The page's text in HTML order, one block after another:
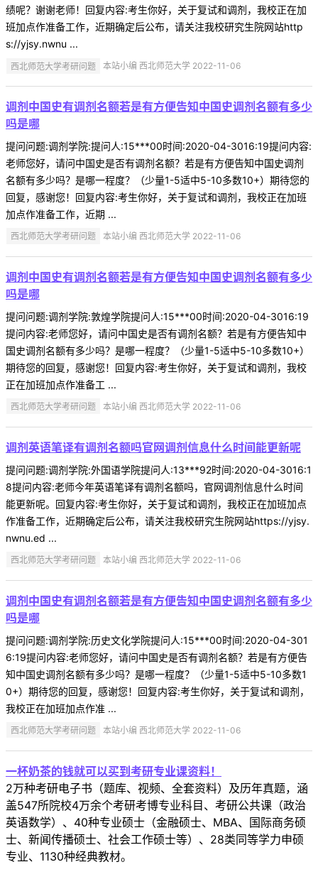
绩呢？谢谢老师！回复内容:考生你好，关于复试和调剂，我校正在加
班加点作准备工作，近期确定后公布，请关注我校研究生院网站http
s://yjsy.nwnu ...
西北师范大学考研问题 本站小编 西北师范大学 2022-11-06
调剂中国史有调剂名额若是有方便告知中国史调剂名额有多少
吗是哪
提问问题:调剂学院:提问人:15***00时间:2020-04-3016:19提问内容:
老师您好，请问中国史是否有调剂名额？若是有方便告知中国史调剂
名额有多少吗？是哪一程度？（少量1-5适中5-10多数10+）期待您的
回复，感谢您！回复内容:考生你好，关于复试和调剂，我校正在加班
加点作准备工作，近期 ...
西北师范大学考研问题 本站小编 西北师范大学 2022-11-06
调剂中国史有调剂名额若是有方便告知中国史调剂名额有多少
吗是哪
提问问题:调剂学院:敦煌学院提问人:15***00时间:2020-04-3016:19
提问内容:老师您好，请问中国史是否有调剂名额？若是有方便告知中
国史调剂名额有多少吗？是哪一程度？（少量1-5适中5-10多数10+）
期待您的回复，感谢您！回复内容:考生你好，关于复试和调剂，我校
正在加班加点作准备工 ...
西北师范大学考研问题 本站小编 西北师范大学 2022-11-06
调剂英语笔译有调剂名额吗官网调剂信息什么时间能更新呢
提问问题:调剂学院:外国语学院提问人:13***92时间:2020-04-3016:1
8提问内容:老师今年英语笔译有调剂名额吗，官网调剂信息什么时间
能更新呢。回复内容:考生你好，关于复试和调剂，我校正在加班加点
作准备工作，近期确定后公布，请关注我校研究生院网站https://yjsy.
nwnu.ed ...
西北师范大学考研问题 本站小编 西北师范大学 2022-11-06
调剂中国史有调剂名额若是有方便告知中国史调剂名额有多少
吗是哪
提问问题:调剂学院:历史文化学院提问人:15***00时间:2020-04-301
6:19提问内容:老师您好，请问中国史是否有调剂名额？若是有方便告
知中国史调剂名额有多少吗？是哪一程度？（少量1-5适中5-10多数1
0+）期待您的回复，感谢您！回复内容:考生你好，关于复试和调剂，
我校正在加班加点作准 ...
西北师范大学考研问题 本站小编 西北师范大学 2022-11-06
一杯奶茶的钱就可以买到考研专业课资料！
2万种考研电子书（题库、视频、全套资料）及历年真题，涵
盖547所院校4万余个考研考博专业科目、考研公共课（政治
英语数学）、40种专业硕士（金融硕士、MBA、国际商务硕
士、新闻传播硕士、社会工作硕士等）、28类同等学力申硕
专业、1130种经典教材。